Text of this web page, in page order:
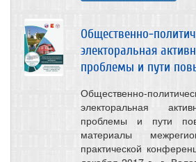
Общественно-
электоральная
проблемы и пути
Общественно-
электоральная
проблемы и пути
материалы
практической